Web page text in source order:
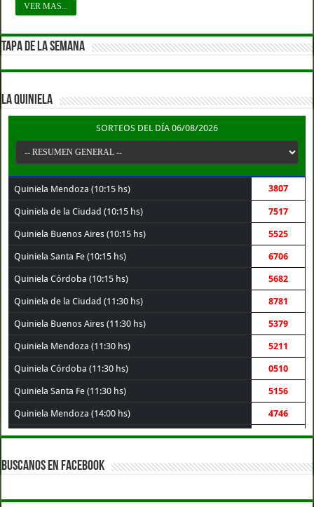
VER MAS...
TAPA DE LA SEMANA
LA QUINIELA
SORTEOS DEL DÍA 06/08/2026
Quiniela Mendoza (10:15 hs) 3807
Quiniela de la Ciudad (10:15 hs) 7517
Quiniela Buenos Aires (10:15 hs) 5525
Quiniela Santa Fe (10:15 hs) 6706
Quiniela Córdoba (10:15 hs) 5682
Quiniela de la Ciudad (11:30 hs) 8781
Quiniela Buenos Aires (11:30 hs) 5379
Quiniela Mendoza (11:30 hs) 5211
Quiniela Córdoba (11:30 hs) 0510
Quiniela Santa Fe (11:30 hs) 5156
Quiniela Mendoza (14:00 hs) 4746
Quiniela de la Ciudad (14:00 hs) 4946
Quiniela Buenos Aires (14:00 hs)
Quiniela Santa Fe (14:00 hs) 7521
BUSCANOS EN FACEBOOK